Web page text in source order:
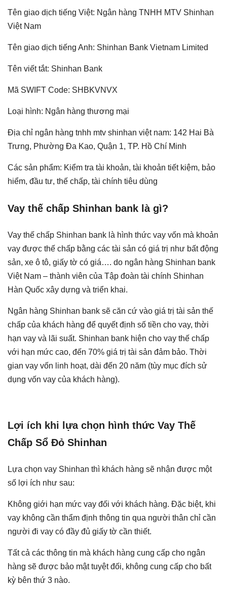
Tên giao dịch tiếng Việt: Ngân hàng TNHH MTV Shinhan
Việt Nam
Tên giao dịch tiếng Anh: Shinhan Bank Vietnam Limited
Tên viết tắt: Shinhan Bank
Mã SWIFT Code: SHBKVNVX
Loại hình: Ngân hàng thương mại
Địa chỉ ngân hàng tnhh mtv shinhan việt nam: 142 Hai Bà
Trưng, Phường Đa Kao, Quận 1, TP. Hồ Chí Minh
Các sản phẩm: Kiểm tra tài khoản, tài khoản tiết kiệm, bảo
hiểm, đầu tư, thế chấp, tài chính tiêu dùng
Vay thế chấp Shinhan bank là gì?
Vay thế chấp Shinhan bank là hình thức vay vốn mà khoản
vay được thế chấp bằng các tài sản có giá trị như bất động
sản, xe ô tô, giấy tờ có giá…. do ngân hàng Shinhan bank
Việt Nam – thành viên của Tập đoàn tài chính Shinhan
Hàn Quốc xây dựng và triển khai.
Ngân hàng Shinhan bank sẽ căn cứ vào giá trị tài sản thế
chấp của khách hàng để quyết định số tiền cho vay, thời
hạn vay và lãi suất. Shinhan bank hiện cho vay thế chấp
với hạn mức cao, đến 70% giá trị tài sản đảm bảo. Thời
gian vay vốn linh hoạt, dài đến 20 năm (tùy mục đích sử
dụng vốn vay của khách hàng).
Lợi ích khi lựa chọn hình thức Vay Thế
Chấp Sổ Đỏ Shinhan
Lựa chọn vay Shinhan thì khách hàng sẽ nhận được một
số lợi ích như sau:
Không giới hạn mức vay đối với khách hàng. Đặc biệt, khi
vay không cần thẩm định thông tin qua người thân chỉ cần
người đi vay có đầy đủ giấy tờ cần thiết.
Tất cả các thông tin mà khách hàng cung cấp cho ngân
hàng sẽ được bảo mật tuyệt đối, không cung cấp cho bất
kỳ bên thứ 3 nào.